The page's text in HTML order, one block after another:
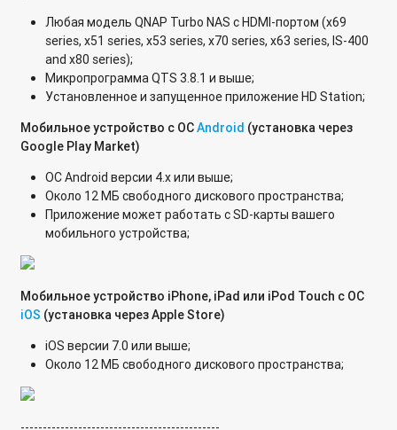
Как использовать старый диск из QNAP Turbo NAS в
рабочей среде Windows?
Настройка службы динамического DNS на микропрограмме
QTS
Какие номера портов используются в сетевых накопителях
QNAP?
Подключение сторонних репозиториев приложений на
сетевом хранилище QNAP
Первичная инициализация сетевого накопителя QNAP
Создание SSH-ключей с помощью Putty для подключения к
сетевому хранилищу Qnap по SSH без пароля
Как посмотреть и изменить версию SMB через SSH?
Как сделать резервную копию настроек QVR Pro если
Любая модель QNAP Turbo NAS с HDMI-портом (x69
series, x51 series, x53 series, x70 series, x63 series, IS-400
and x80 series);
Микропрограмма QTS 3.8.1 и выше;
Установленное и запущенное приложение HD Station;
Мобильное устройство с ОСAndroid (установка через
Google Play Market)
ОС Android версии 4.x или выше;
Около 12 МБ свободного дискового пространства;
Приложение может работать с SD-карты вашего
мобильного устройства;
Мобильное устройство iPhone, iPad или iPod Touch с ОС
iOS (установка черезAppleStore)
iOS версии 7.0 или выше;
Около 12 МБ свободного дискового пространства;